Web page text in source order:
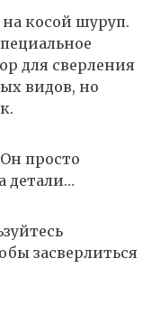
косой шуруп.
для сверления
видов, но
просто
детали…
засверлиться